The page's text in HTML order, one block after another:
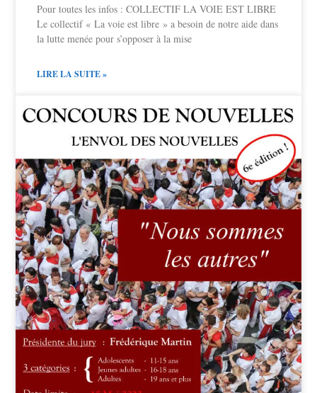
Pour toutes les infos : COLLECTIF LA VOIE EST LIBRE
Le collectif « La voie est libre » a besoin de notre aide dans
la lutte menée pour s’opposer à la mise
LIRE LA SUITE »